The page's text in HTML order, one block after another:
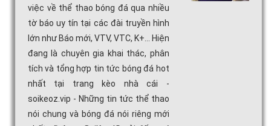
việc về thể thao bóng đá qua nhiều
tờ báo uy tín tại các đài truyền hình
lớn như Báo mới, VTV, VTC, K+... Hiện
đang là chuyên gia khai thác, phân
tích và tổng hợp tin tức bóng đá hot
nhất tại trang kèo nhà cái -
soikeoz.vip - Những tin tức thể thao
nói chung và bóng đá nói riêng mới